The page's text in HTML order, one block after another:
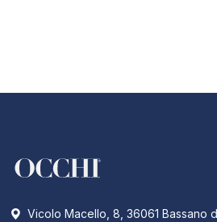
Vicolo Macello, 8, 36061 Bassano